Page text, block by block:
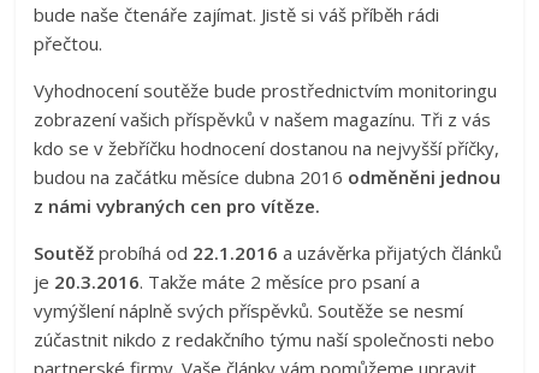
bude naše čtenáře zajímat. Jistě si váš příběh rádi
přečtou.
Vyhodnocení soutěže bude prostřednictvím monitoringu
zobrazení vašich příspěvků v našem magazínu. Tři z vás
kdo se v žebříčku hodnocení dostanou na nejvyšší příčky,
budou na začátku měsíce dubna 2016 odměněni jednou
z námi vybraných cen pro vítěze.
Soutěž probíhá od 22.1.2016 a uzávěrka přijatých článků
je 20.3.2016. Takže máte 2 měsíce pro psaní a
vymýšlení náplně svých příspěvků. Soutěže se nesmí
zúčastnit nikdo z redakčního týmu naší společnosti nebo